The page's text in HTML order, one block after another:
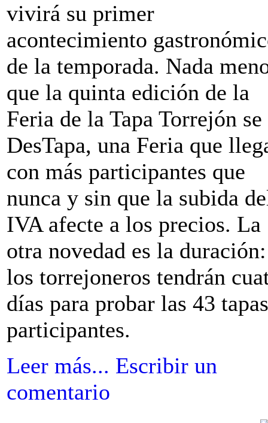
vivirá su primer
acontecimiento
de la temporada. Nada
que la quinta edición de la
Feria de la Tapa Torrejón se
DesTapa, una Feria que
con más participantes que
nunca y sin que la subida
IVA afecte a los precios. La
otra novedad es la duración:
los torrejoneros tendrán
días para probar las 43 tapas
participantes.
Leer más... Escribir un
comentario